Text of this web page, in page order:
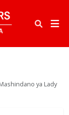
ya Lady